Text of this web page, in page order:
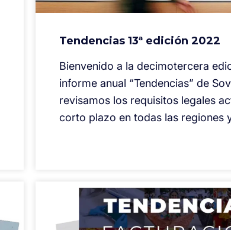
Tendencias 13ª edición 2022
Bienvenido a la decimotercera
informe anual “Tendencias” de
revisamos los requisitos legales
corto plazo en todas las regiones